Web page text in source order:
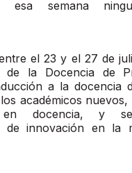
esa semana
el 23 y el 27 de
de la Docencia de
a la docencia
académicos nuevos,
en docencia, y
de innovación en la